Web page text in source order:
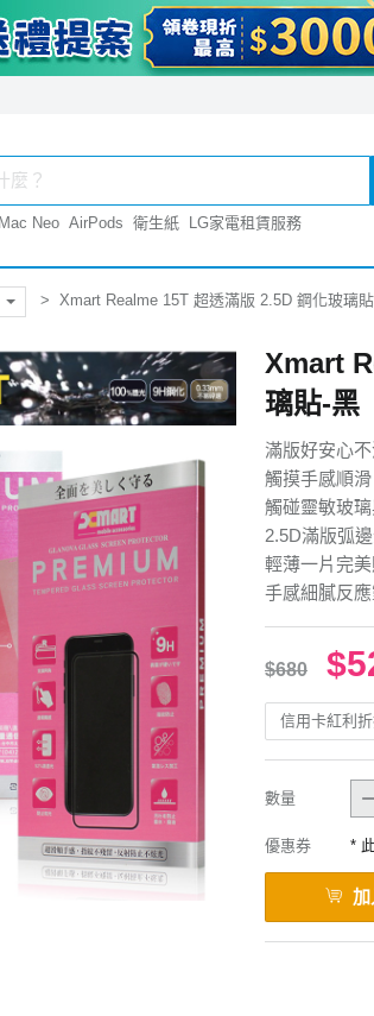
Mac Neo AirPods 衛生紙 LG家電租賃服務
Xmart Realme 15T 超透滿版 2.5D 鋼化玻璃
Xmart
璃貼-黑
滿版好安心
觸摸手感順
觸碰靈敏玻
2.5D滿版弧
輕薄一片完
手感細膩反
$680
信用卡紅利
數量
優惠券 *
加